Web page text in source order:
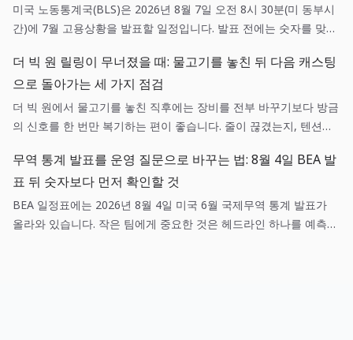
미국 노동통계국(BLS)은 2026년 8월 7일 오전 8시 30분(미 동부시
간)에 7월 고용상황을 발표할 일정입니다. 발표 전에는 숫자를 맞히
질지 미리 정하는 편이 실무에 도움이 됩니다.
더 빅 원 릴링이 무너졌을 때: 물고기를 놓친 뒤 다음 캐스팅
으로 돌아가는 세 가지 점검
더 빅 원에서 물고기를 놓친 직후에는 장비를 전부 바꾸기보다 방금
의 신호를 한 번만 복기하는 편이 좋습니다. 줄이 끊겼는지, 텐션이
이 훨씬 선명해집니다.
무역 통계 발표를 운영 질문으로 바꾸는 법: 8월 4일 BEA 발
표 뒤 숫자보다 먼저 확인할 것
BEA 일정표에는 2026년 8월 4일 미국 6월 국제무역 통계 발표가
올라와 있습니다. 작은 팀에게 중요한 것은 헤드라인 하나를 예측하